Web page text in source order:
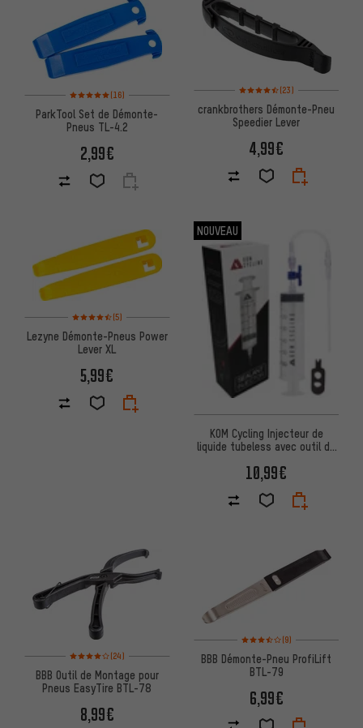
Note moyenne : 5 sur 5 d'après 16 avis
(16)
ParkTool Set de Démonte-
Pneus TL-4.2
2,99€
Note moyenne : 4,5 sur 5
(23)
crankbrothers Démonte-Pneu
Speedier Lever
4,99€
Note moyenne : 4,5 sur 5 d'après 5 avis
(5)
Lezyne Démonte-Pneus Power
Lever XL
5,99€
NOUVEAU
KOM Cycling Injecteur de
liquide tubeless avec outil de
10,99€
Note moyenne : 4 sur 5 d'après 24 avis
(24)
BBB Outil de Montage pour
Pneus EasyTire BTL-78
8,99€
Note moyenne : 3,5 sur 5
(9)
BBB Démonte-Pneu ProfiLift
BTL-79
6,99€